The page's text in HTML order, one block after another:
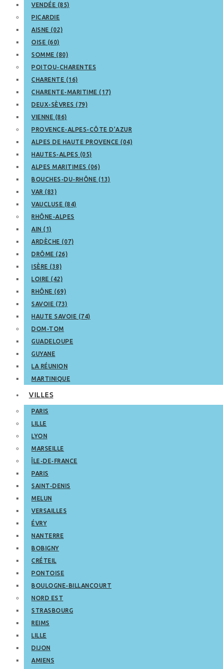
VENDÉE (85)
PICARDIE
AISNE (02)
OISE (60)
SOMME (80)
POITOU-CHARENTES
CHARENTE (16)
CHARENTE-MARITIME (17)
DEUX-SÈVRES (79)
VIENNE (86)
PROVENCE-ALPES-CÔTE D’AZUR
ALPES DE HAUTE PROVENCE (04)
HAUTES-ALPES (05)
ALPES MARITIMES (06)
BOUCHES-DU-RHÔNE (13)
VAR (83)
VAUCLUSE (84)
RHÔNE-ALPES
AIN (1)
ARDÈCHE (07)
DRÔME (26)
ISÈRE (38)
LOIRE (42)
RHÔNE (69)
SAVOIE (73)
HAUTE SAVOIE (74)
DOM-TOM
GUADELOUPE
GUYANE
LA RÉUNION
MARTINIQUE
VILLES
PARIS
LILLE
LYON
MARSEILLE
ÎLE-DE-FRANCE
PARIS
SAINT-DENIS
MELUN
VERSAILLES
ÉVRY
NANTERRE
BOBIGNY
CRÉTEIL
PONTOISE
BOULOGNE-BILLANCOURT
NORD EST
STRASBOURG
REIMS
LILLE
DIJON
AMIENS